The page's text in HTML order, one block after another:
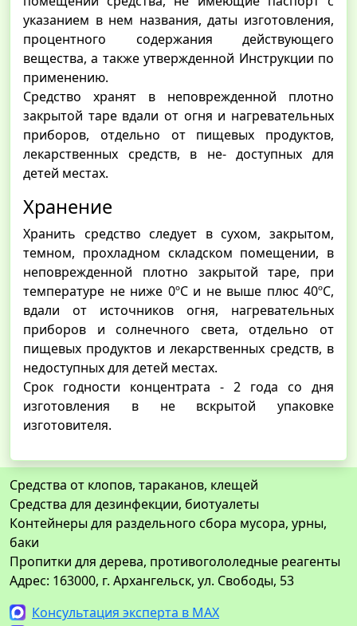
указанием в нем названия, даты изготовления,
процентного содержания действующего
вещества, а также утвержденной Инструкции по
применению.
Средство хранят в неповрежденной плотно
закрытой таре вдали от огня и нагревательных
приборов, отдельно от пищевых продуктов,
лекарственных средств, в не- доступных для
детей местах.
Хранение
Хранить средство следует в сухом, закрытом,
темном, прохладном складском помещении, в
неповрежденной плотно закрытой таре, при
температуре не ниже 0ºС и не выше плюс 40ºС,
вдали от источников огня, нагревательных
приборов и солнечного света, отдельно от
пищевых продуктов и лекарственных средств, в
недоступных для детей местах.
Срок годности концентрата - 2 года со дня
изготовления в не вскрытой упаковке
изготовителя.
Средства от клопов, тараканов, клещей
Средства для дезинфекции, биотуалеты
Контейнеры для раздельного сбора мусора, урны,
баки
Пропитки для дерева, противогололедные реагенты
Адрес: 163000, г. Архангельск, ул. Свободы, 53
Консультация эксперта в MAX